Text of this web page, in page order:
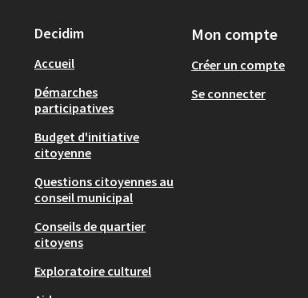
Decidim
Accueil
Démarches
participatives
Budget d'initiative
citoyenne
Questions citoyennes au
conseil municipal
Conseils de quartier
citoyens
Exploratoire culturel
Mon compte
Créer un compte
Se connecter